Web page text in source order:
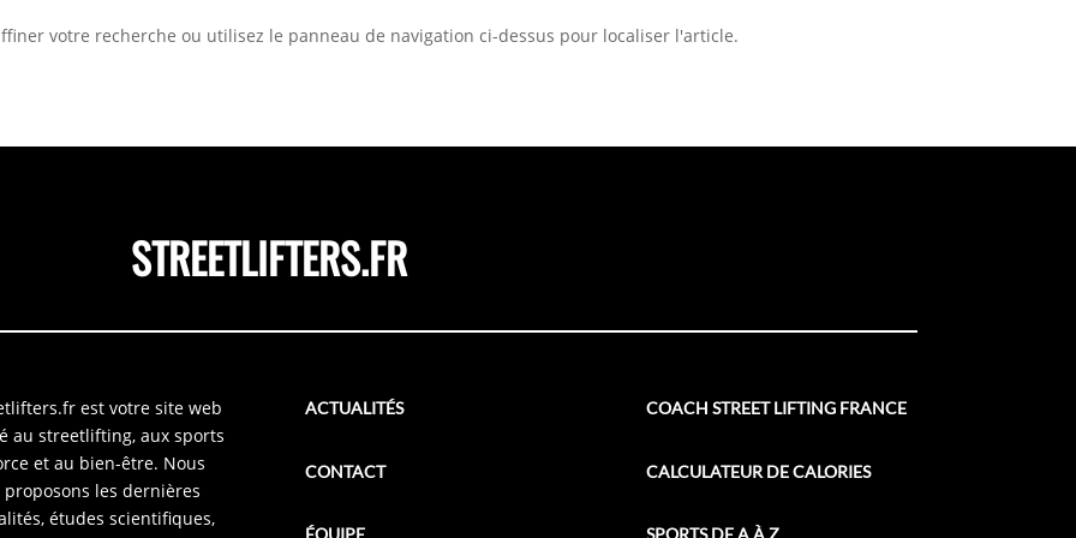
votre recherche ou utilisez le panneau de navigation ci-dessus pour localiser l'article.
STREETLIFTERS.FR
est votre site web
au streetlifting, aux sports
et au bien-être. Nous
proposons les dernières
études scientifiques,
ACTUALITÉS
CONTACT
COACH STREET LIFTING FRANCE
CALCULATEUR DE CALORIES